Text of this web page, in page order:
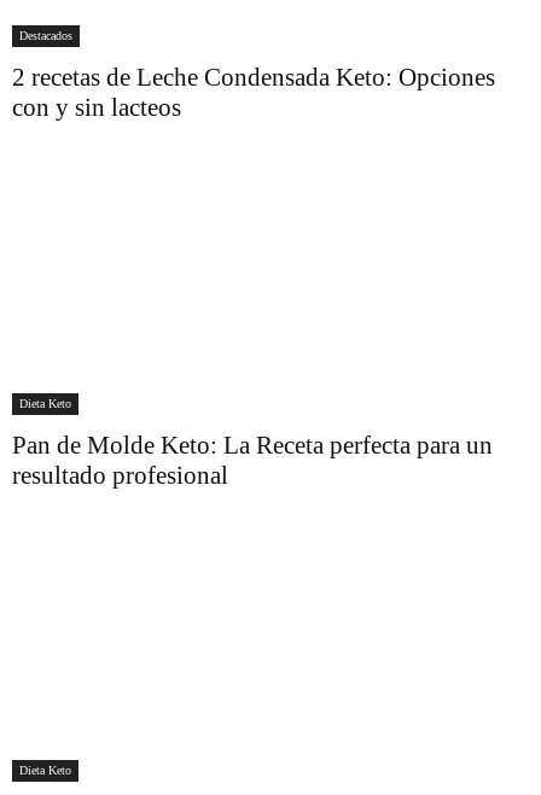
Destacados
2 recetas de Leche Condensada Keto: Opciones
con y sin lacteos
Dieta Keto
Pan de Molde Keto: La Receta perfecta para un
resultado profesional
Dieta Keto